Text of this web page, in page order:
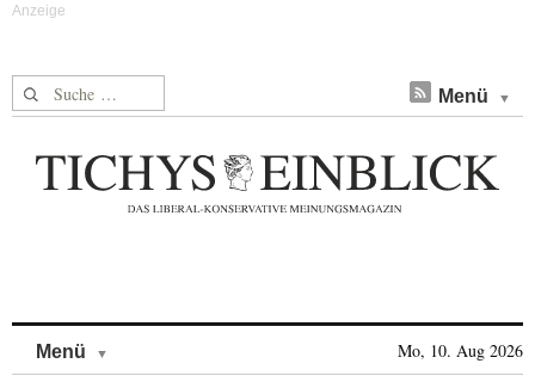
Suche nach: Menü
Menü Mo, 10. Aug 2026